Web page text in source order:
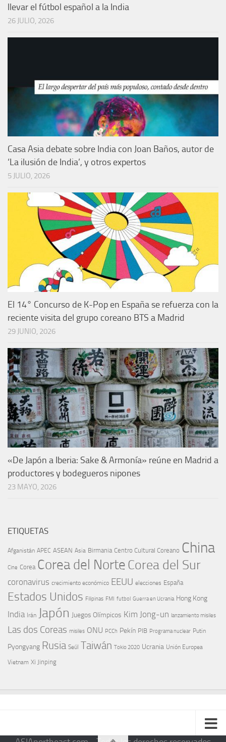
llevar el fútbol español a la India
26 JULIO, 2026
Casa Asia debate sobre India con Joan Baños, autor de
‘La ilusión de India’, y otros expertos
5 JULIO, 2026
El 14° Concurso de K-Pop en España se refuerza con la
reciente visita del grupo coreano BTS a Madrid
29 JUNIO, 2026
«De Japón a Iberia: Sake & Armonía» reúne en Madrid a
productores y bodegueros nipones
23 MAYO, 2026
ETIQUETAS
Afganistán APEC ASEAN Asia Birmania Centro Cultural Coreano China
Cine Corea Corea del NorteCorea del Sur
coronavirus crecimiento económico EEUU elecciones España
Estados Unidos Filipinas FMI futbol Guerra en Ucrania Hong Kong
India Irán Japón Juegos Olímpicos Kim Jong-un lanzamiento misiles
Las dos Coreas misiles ONU PCCh Pekín PIB Programa nuclear Putin
Pyongyang Rusia Seúl Taiwán Tokio 2020 Ucrania Unión Europea
Vietnam Xi Jinping